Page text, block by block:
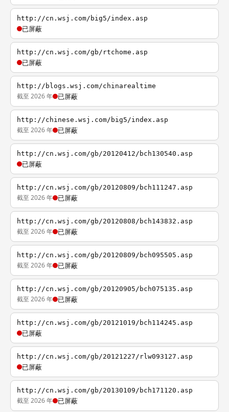
http://cn.wsj.com/big5/index.asp
已屏蔽
http://cn.wsj.com/gb/rtchome.asp
已屏蔽
http://blogs.wsj.com/chinarealtime
截至 2026 年 已屏蔽
http://chinese.wsj.com/big5/index.asp
截至 2026 年 已屏蔽
http://cn.wsj.com/gb/20120412/bch130540.asp
已屏蔽
http://cn.wsj.com/gb/20120809/bch111247.asp
截至 2026 年 已屏蔽
http://cn.wsj.com/gb/20120808/bch143832.asp
截至 2026 年 已屏蔽
http://cn.wsj.com/gb/20120809/bch095505.asp
截至 2026 年 已屏蔽
http://cn.wsj.com/gb/20120905/bch075135.asp
截至 2026 年 已屏蔽
http://cn.wsj.com/gb/20121019/bch114245.asp
已屏蔽
http://cn.wsj.com/gb/20121227/rlw093127.asp
已屏蔽
http://cn.wsj.com/gb/20130109/bch171120.asp
截至 2026 年 已屏蔽